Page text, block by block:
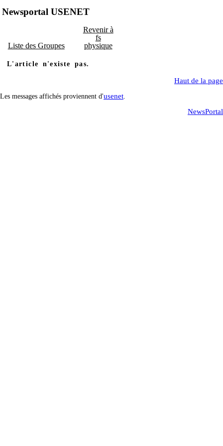
Newsportal USENET
Liste des Groupes
Revenir à
fs
physique
L'article n'existe pas.
Haut de la page
Les messages affichés proviennent d'usenet
NewsPortal